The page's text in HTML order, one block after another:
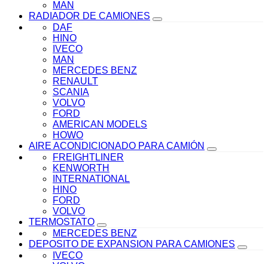
MAN
RADIADOR DE CAMIONES
DAF
HINO
IVECO
MAN
MERCEDES BENZ
RENAULT
SCANIA
VOLVO
FORD
AMERICAN MODELS
HOWO
AIRE ACONDICIONADO PARA CAMIÓN
FREIGHTLINER
KENWORTH
INTERNATIONAL
HINO
FORD
VOLVO
TERMOSTATO
MERCEDES BENZ
DEPOSITO DE EXPANSION PARA CAMIONES
IVECO